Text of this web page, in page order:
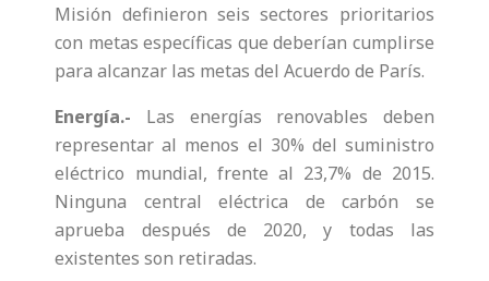
Misión definieron seis sectores prioritarios
con metas específicas que deberían cumplirse
para alcanzar las metas del Acuerdo de París.
Energía.- Las energías renovables deben
representar al menos el 30% del suministro
eléctrico mundial, frente al 23,7% de 2015.
Ninguna central eléctrica de carbón se
aprueba después de 2020, y todas las
existentes son retiradas.